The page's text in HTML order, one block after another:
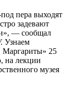
пера выходят
задевают
— сообщал
Узнаем
Маргариты» 25
на лекции
музея